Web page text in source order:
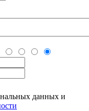
данных и